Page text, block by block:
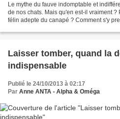
Le mythe du fauve indomptable et
de nos chats. Mais qu'en est-il vraiment
félin adepte du canapé ? Comment s'y
Laisser tomber, quand la
indispensable
Publié le 24/10/2013 à 02:17
Par Anne ANTA - Alpha & Oméga